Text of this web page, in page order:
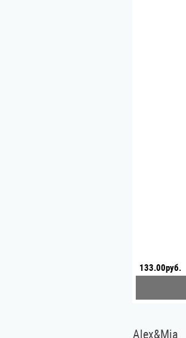
133.00руб.
Alex&Mia